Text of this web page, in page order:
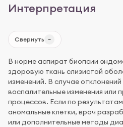
Интерпретация
Свернуть
В норме аспират биопсии
здоровую ткань слизистой
изменений. В случае
воспалительные изменения или
процессов. Если по
аномальные клетки, врач
или дополнительные методы